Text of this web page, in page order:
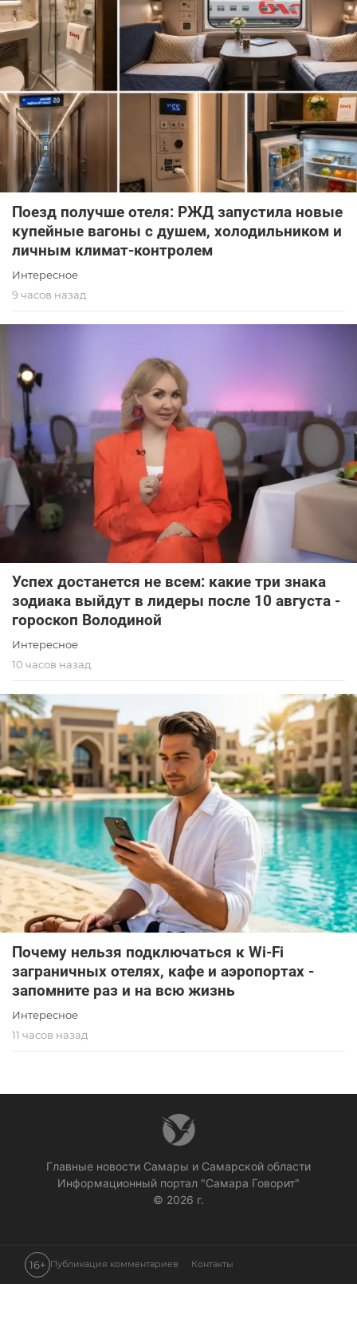
Поезд получше отеля: РЖД запустила новые
купейные вагоны с душем, холодильником и
личным климат-контролем
Интересное
9 часов назад
Успех достанется не всем: какие три знака
зодиака выйдут в лидеры после 10 августа -
гороскоп Володиной
Интересное
10 часов назад
Почему нельзя подключаться к Wi-Fi
заграничных отелях, кафе и аэропортах -
запомните раз и на всю жизнь
Интересное
11 часов назад
Главные новости Самары и Самарской области
Информационный портал "Самара Говорит"
© 2026 г.
16+ Публикация комментариев Контакты